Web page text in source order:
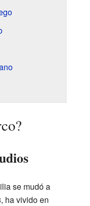
se mudó a
ha vivido en